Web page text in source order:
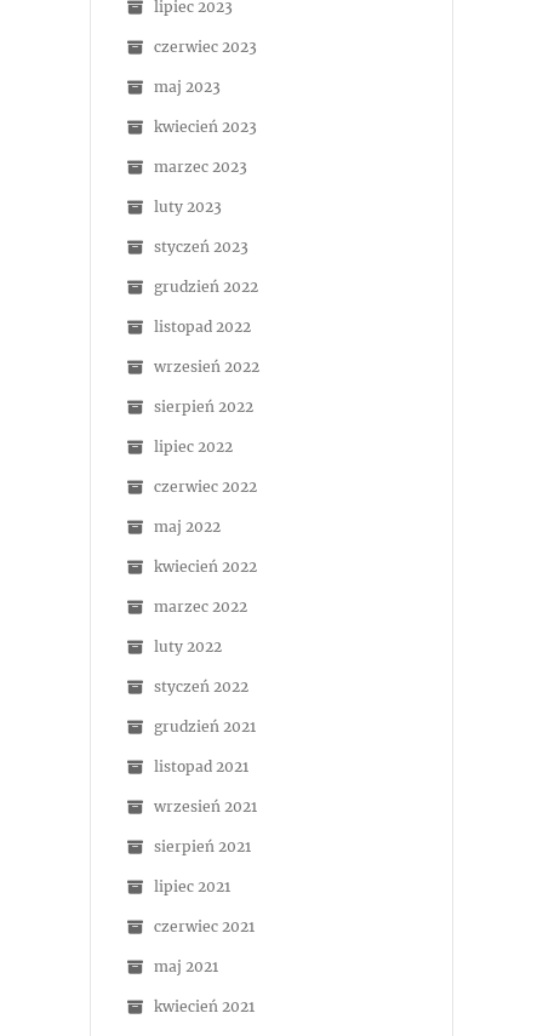
lipiec 2023
czerwiec 2023
maj 2023
kwiecień 2023
marzec 2023
luty 2023
styczeń 2023
grudzień 2022
listopad 2022
wrzesień 2022
sierpień 2022
lipiec 2022
czerwiec 2022
maj 2022
kwiecień 2022
marzec 2022
luty 2022
styczeń 2022
grudzień 2021
listopad 2021
wrzesień 2021
sierpień 2021
lipiec 2021
czerwiec 2021
maj 2021
kwiecień 2021